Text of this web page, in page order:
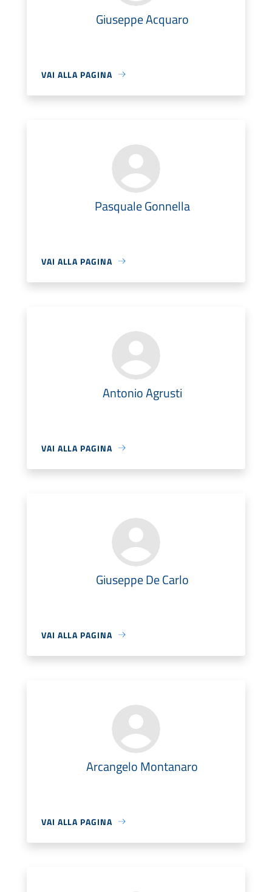
Giuseppe Acquaro
VAI ALLA PAGINA
Pasquale Gonnella
VAI ALLA PAGINA
Antonio Agrusti
VAI ALLA PAGINA
Giuseppe De Carlo
VAI ALLA PAGINA
Arcangelo Montanaro
VAI ALLA PAGINA